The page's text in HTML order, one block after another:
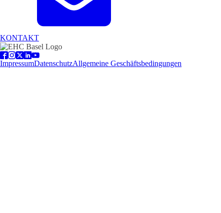
KONTAKT
ImpressumDatenschutzAllgemeine Geschäftsbedingungen